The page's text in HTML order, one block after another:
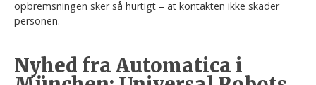
opbremsningen sker så hurtigt – at kontakten ikke skader
personen.
Nyhed fra Automatica i